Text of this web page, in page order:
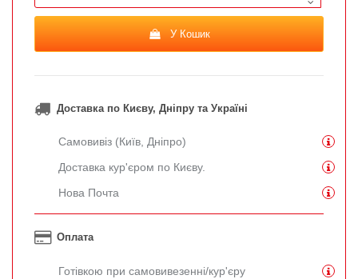
У Кошик
Доставка по Києву, Дніпру та Україні
Самовивіз (Київ, Дніпро)
Доставка кур'єром по Києву.
Нова Почта
Оплата
Готівкою при самовивезенні/кур'єру